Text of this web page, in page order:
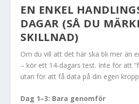
EN ENKEL
DAGAR (SÅ DU
SKILLNAD)
Om du vill att det här ska bli mer än
– kör ett 14-dagars test. Inte för att
utan för att få data på din egen
Dag 1–3: Bara genomför